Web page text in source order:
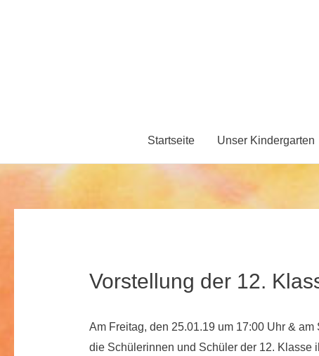
Startseite Unser Kindergarten
Vorstellung der 12.
Am Freitag, den 25.01.19 um 17:00 Uhr &
die Schülerinnen und Schüler der 12.